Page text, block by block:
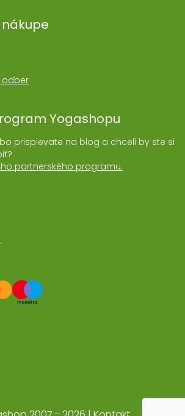
odber
Yogashopu
prispievate na blog a chceli by ste si
partnerského programu.